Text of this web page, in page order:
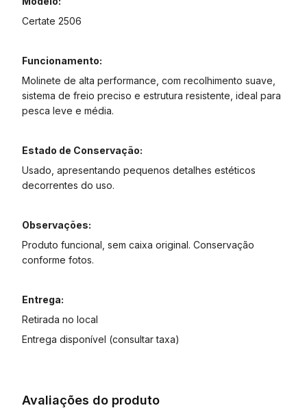
Certate 2506
Funcionamento:
Molinete de alta performance, com recolhimento suave,
sistema de freio preciso e estrutura resistente, ideal para
pesca leve e média.
Estado de Conservação:
Usado, apresentando pequenos detalhes estéticos
decorrentes do uso.
Observações:
Produto funcional, sem caixa original. Conservação
conforme fotos.
Entrega:
Retirada no local
Entrega disponível (consultar taxa)
Avaliações do produto